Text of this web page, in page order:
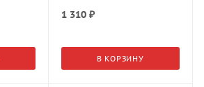
1 310₽
В КОРЗИНУ